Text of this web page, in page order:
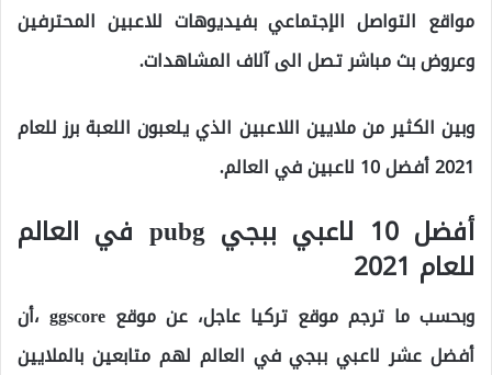
مواقع التواصل الإجتماعي بفيديوهات للاعبين المحترفين
وعروض بث مباشر تصل الى آلاف المشاهدات.
وبين الكثير من ملايين اللاعبين الذي يلعبون اللعبة برز للعام
2021 أفضل 10 لاعبين في العالم.
أفضل 10 لاعبي ببجي pubg في العالم
للعام 2021
وبحسب ما ترجم موقع تركيا عاجل، عن موقع ggscore ،أن
أفضل عشر لاعبي ببجي في العالم لهم متابعين بالملايين